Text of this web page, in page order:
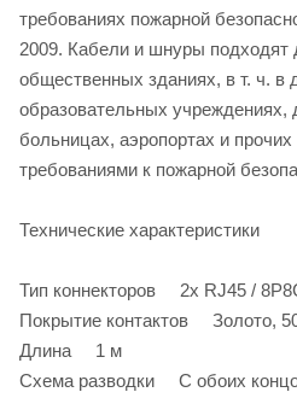
требованиях пожарной
2009. Кабели и шнуры подходят
общественных зданиях, в т. ч. в
образовательных учреждениях,
больницах, аэропортах и
требованиями к пожарной
Технические характеристики
Тип коннекторов 2x RJ45 /
Покрытие контактов Золото,
Длина 1 м
Схема разводки С обоих